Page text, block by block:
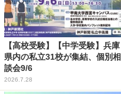
【高校受験】【中学受験】兵庫
県内の私立31校が集結、個別相
談会9/6
2026.7.28